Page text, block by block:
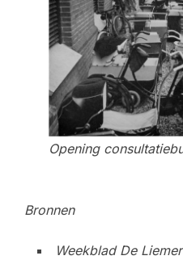
Opening
Bronnen
Weekblad De